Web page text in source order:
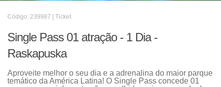
Código: 239987 | Ticket
Single Pass 01 atração - 1 Dia -
Raskapuska
Aproveite melhor o seu dia e a adrenalina do maior parque
temático da América Latina! O Single Pass concede 01